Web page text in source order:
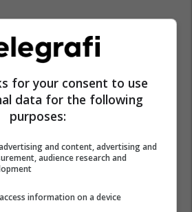
for your consent to use
data for the following
purposes:
and content, advertising and
audience research and
information on a device